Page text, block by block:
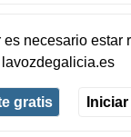
es necesario estar
lavozdegalicia.es
gratis